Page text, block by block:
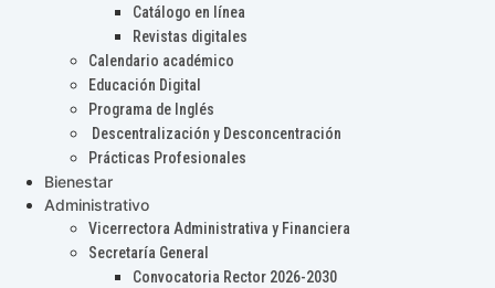
Catálogo en línea
Revistas digitales
Calendario académico
Educación Digital
Programa de Inglés
Descentralización y Desconcentración
Prácticas Profesionales
Bienestar
Administrativo
Vicerrectora Administrativa y Financiera
Secretaría General
Convocatoria Rector 2026-2030